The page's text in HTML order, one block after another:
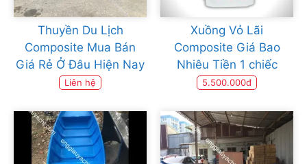
Thuyền Du Lịch
Composite Mua Bán
Giá Rẻ Ở Đâu Hiện Nay
Liên hệ
Xuồng Vỏ Lãi
Composite Giá Bao
Nhiêu Tiền 1 chiếc
5.500.000đ